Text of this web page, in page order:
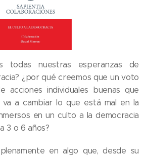
todas nuestras esperanzas de
¿por qué creemos que un voto
acciones individuales buenas que
a cambiar lo que está mal en la
en un culto a la democracia
3 o 6 años?
en algo que, desde su